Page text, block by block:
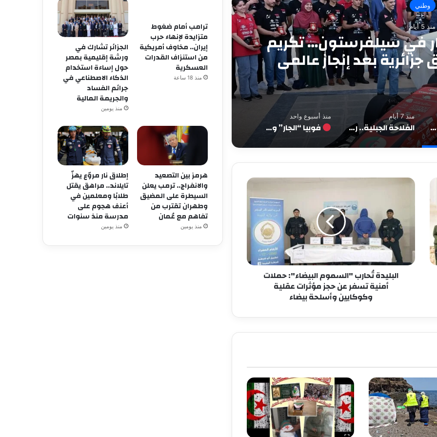
فلاحة
منذ 7 أيام
جديد لإنعاش الاقتصاد
سكيكدة
منذ أسبوع واحد
فوبيا “الجار” وصمت
في وجه الشقيق
الجزائر ترفع راية الابتكار في سيلفرستون… تكريم صُنّاع أول سيارة سباق جزائرية بعد إنجاز عالمي
منذ 7 أيام
الفلاحة الجبلية.. رهان جديد لإنعاش الاقتصاد الريفي من سكيكدة
منذ أسبوع واحد
فوبيا “الجار” وصمت “الأغيار”: عن سيادة تُرفع في وجه الشقيق وتتوارى أمام الغريب
البليدة تُحارب "السموم البيضاء": حملات
أمنية تسفر عن حجز مؤثرات عقلية
وكوكايين وأسلحة بيضاء
ترامب أمام ضغوط
متزايدة لإنهاء حرب
إيران.. مخاوف أمريكية
من استنزاف القدرات
العسكرية
منذ 18 ساعة
الجزائر تشارك في
ورشة إقليمية بمصر
حول إساءة استخدام
الذكاء الاصطناعي في
جرائم الفساد
والجريمة المالية
منذ يومين
هرمز بين التصعيد
والانفراج.. ترمب يعلن
السيطرة على المضيق
وطهران تقترب من
تفاهم مع عُمان
منذ يومين
إطلاق نار مروّع يهزّ
تايلاند.. مراهق يقتل
طلابًا ومعلمين في
أعنف هجوم على
مدرسة منذ سنوات
منذ يومين